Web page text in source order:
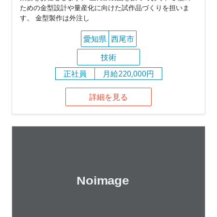
ための金型設計や量産化に向けた試作品づくりを担いま
す。 金型製作は外注し
愛知県 西尾市
技術
正社員
月給220,000円
詳細を見る